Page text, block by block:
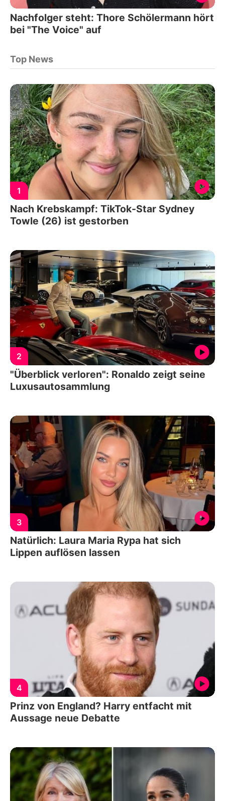
Nachfolger steht: Thore Schölermann hört
bei "The Voice" auf
Top News
1
Nach Krebskampf: TikTok-Star Sydney
Towle (26) ist gestorben
2
"Überblick verloren": Ronaldo zeigt seine
Luxusautosammlung
3
Natürlich: Laura Maria Rypa hat sich
Lippen auflösen lassen
4
Prinz von England? Harry entfacht mit
Aussage neue Debatte